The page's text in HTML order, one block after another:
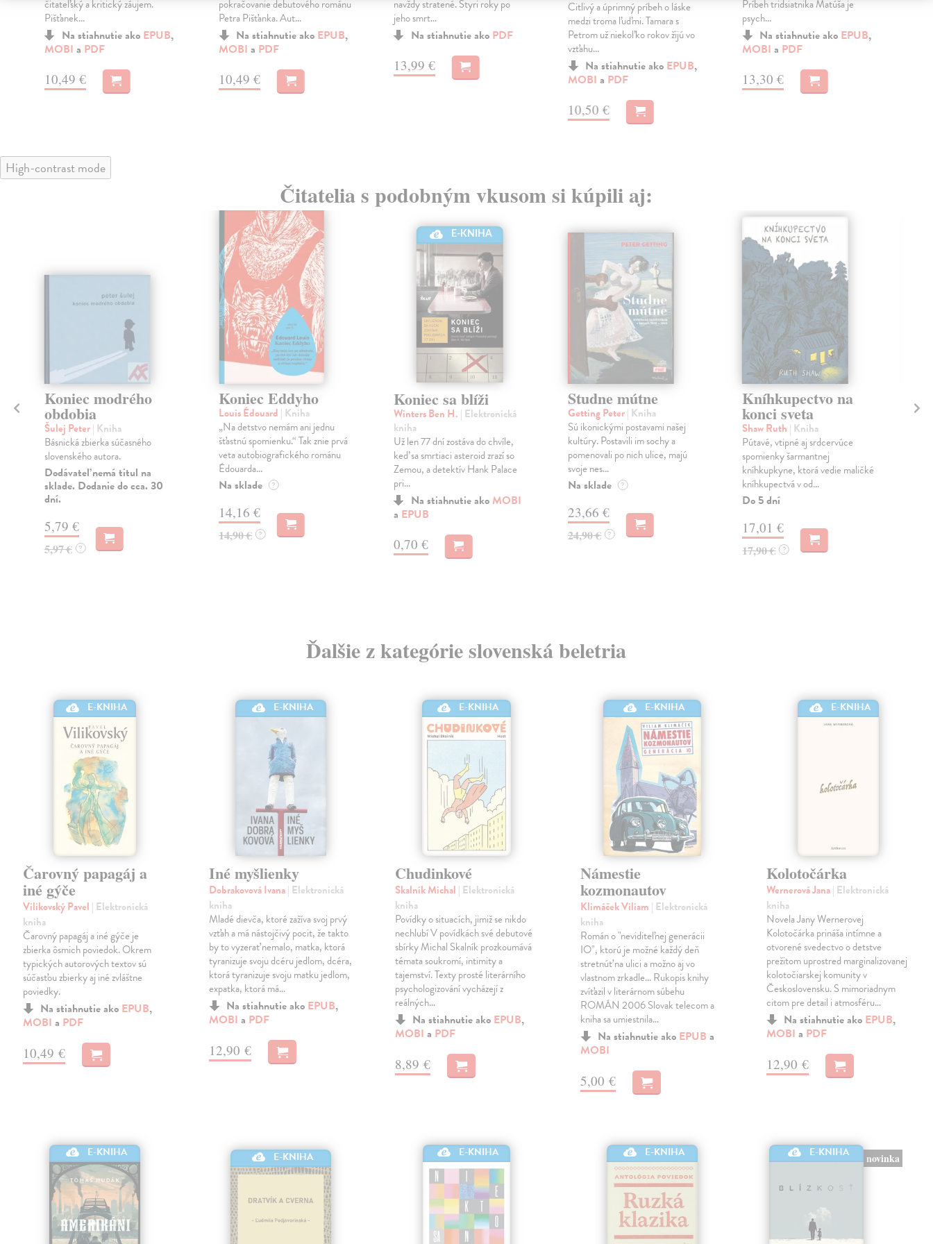
čitateľský a kritický záujem.
Pišťanek...
Na stiahnutie ako EPUB,
MOBI a PDF
10,49 €
pokračovanie debutového románu
Petra Pišťanka. Aut...
Na stiahnutie ako EPUB,
MOBI a PDF
10,49 €
navždy stratené. Štyri roky po
jeho smrt...
Na stiahnutie ako PDF
13,99 €
Citlivý a úprimný príbeh o láske
medzi troma ľuďmi. Tamara s
Petrom už niekoľko rokov žijú vo
vzťahu...
Na stiahnutie ako EPUB,
MOBI a PDF
10,50 €
Príbeh tridsiatnika Matúša je
psych...
Na stiahnutie ako EPUB,
MOBI a PDF
13,30 €
High-contrast mode
Čitatelia s podobným vkusom si kúpili aj:
Koniec modrého
obdobia
Šulej Peter| Kniha
Básnická zbierka súčasného
slovenského autora.
Dodávateľ nemá titul na
sklade. Dodanie do cca. 30
dní.
5,79 €
5,97 € ?
Koniec Eddyho
Louis Édouard | Kniha
„Na detstvo nemám ani jednu
šťastnú spomienku.“ Tak znie prvá
veta autobiografického románu
Édouarda...
Na sklade ?
14,16 €
14,90 € ?
E-KNIHA
Koniec sa blíži
Winters Ben H. | Elektronická
kniha
Už len 77 dní zostáva do chvíle,
keď sa smrtiaci asteroid zrazí so
Zemou, a detektív Hank Palace
pri...
Na stiahnutie ako MOBI
a EPUB
0,70 €
Studne mútne
Getting Peter| Kniha
Sú ikonickými postavami našej
kultúry. Postavili im sochy a
pomenovali po nich ulice, majú
svoje nes...
Na sklade ?
23,66 €
24,90 € ?
Kníhkupectvo na
konci sveta
Shaw Ruth | Kniha
Pútavé, vtipné aj srdcervúce
spomienky šarmantnej
kníhkupkyne, ktorá vedie maličké
kníhkupectvá v od...
Do 5 dní
17,01 €
17,90 € ?
Ďalšie z kategórie slovenská beletria
E-KNIHA
Čarovný papagáj a
iné gýče
Vilikovský Pavel | Elektronická
kniha
Čarovný papagáj a iné gýče je
zbierka ôsmich poviedok. Okrem
typických autorových textov sú
súčasťou zbierky aj iné zvláštne
poviedky.
Na stiahnutie ako EPUB,
MOBI a PDF
10,49 €
E-KNIHA
Iné myšlienky
Dobrakovová Ivana| Elektronická
kniha
Mladé dievča, ktoré zažíva svoj prvý
vzťah a má nástojčivý pocit, že takto
by to vyzerať nemalo, matka, ktorá
tyranizuje svoju dcéru jedlom, dcéra,
ktorá tyranizuje svoju matku jedlom,
expatka, ktorá má…
Na stiahnutie ako EPUB,
MOBI a PDF
12,90 €
E-KNIHA
Chudinkové
Skalník Michal | Elektronická
kniha
Povídky o situacích, jimiž se nikdo
nechlubí V povídkách své debutové
sbírky Michal Skalník prozkoumává
témata soukromí, intimity a
tajemství. Texty prosté literárního
psychologizování vycházejí z
reálných…
Na stiahnutie ako EPUB,
MOBI a PDF
8,89 €
E-KNIHA
Námestie
kozmonautov
Klimáček Viliam | Elektronická
kniha
Román o "neviditeľnej generácii
IO", ktorú je možné každý deň
stretnúť na ulici a možno aj vo
vlastnom zrkadle... Rukopis knihy
zvíťazil v literárnom súbehu
ROMÁN 2006 Slovak telecom a
kniha sa umiestnila…
Na stiahnutie ako EPUB a
MOBI
5,00 €
E-KNIHA
Kolotočárka
Wernerová Jana| Elektronická
kniha
Novela Jany Wernerovej
Kolotočárka prináša intímne a
otvorené svedectvo o detstve
prežitom uprostred marginalizovanej
kolotočiarskej komunity v
Československu. S mimoriadnym
citom pre detail i atmosféru…
Na stiahnutie ako EPUB,
MOBI a PDF
12,90 €
E-KNIHA E-KNIHA E-KNIHA E-KNIHA E-KNIHA novinka